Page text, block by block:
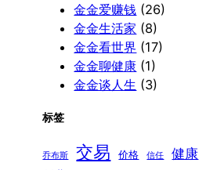
金金爱赚钱 (26)
金金生活家 (8)
金金看世界 (17)
金金聊健康 (1)
金金谈人生 (3)
标签
乔布斯 交易 价格 信任 健康